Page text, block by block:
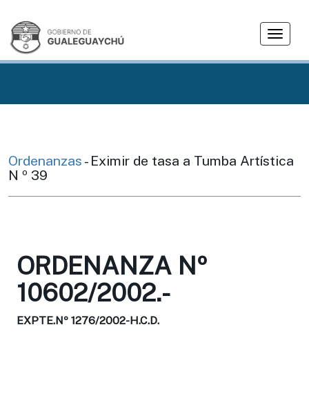
T
g
v
Ordenanzas - Eximir de tasa a Tumba Artística
N º 39
ORDENANZA Nº
10602/2002.-
EXPTE.Nº 1276/2002-H.C.D.